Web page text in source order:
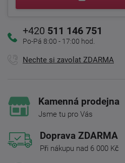
+420 511 146 751
Po-Pá 8:00 - 17:00 hod.
Nechte si zavolat ZDARMA
Kamenná prodejna
Jsme tu pro Vás
Doprava ZDARMA
Při nákupu nad 6 000 Kč